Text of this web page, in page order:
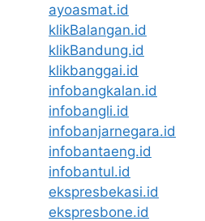
ayoasmat.id
klikBalangan.id
klikBandung.id
klikbanggai.id
infobangkalan.id
infobangli.id
infobanjarnegara.id
infobantaeng.id
infobantul.id
ekspresbekasi.id
ekspresbone.id